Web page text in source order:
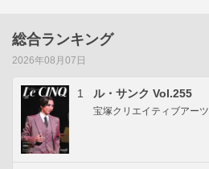
総合ランキング
2026年08月07日
1 ル・サンク Vol.255
宝塚クリエイティブアーツ